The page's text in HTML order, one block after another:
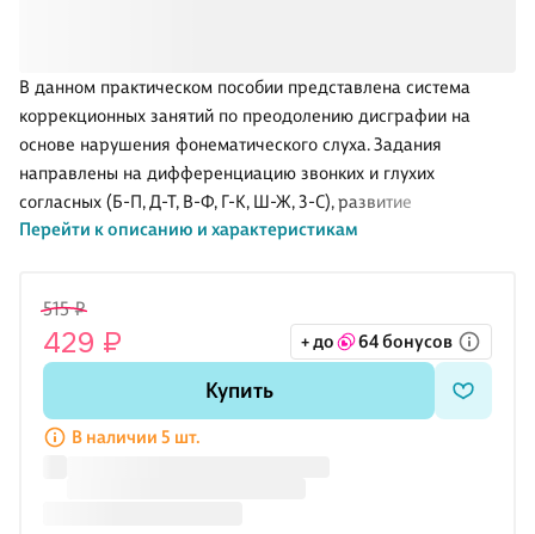
В данном практическом пособии представлена система
коррекционных занятий по преодолению дисграфии на
основе нарушения фонематического слуха. Задания
направлены на дифференциацию звонких и глухих
согласных (Б-П, Д-Т, В-Ф, Г-К, Ш-Ж, 3-С), развитие
фонематического восприятия, слухового внимания, памяти,
для учащихся начальной школы, логопедов, учителей и
родителей детей со стойкими нарушениями письменной
речи.
Перейти к описанию и характеристикам
515 ₽
429 ₽ + до 64 бонусов
Купить
В наличии 5 шт.